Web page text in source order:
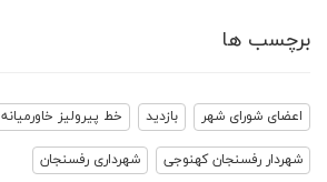
برچسب ها
اعضای شورای شهر بازدید خط پیرولیز خاورمیانه
شهردار رفسنجان کهنوجی شهرداری رفسنجان